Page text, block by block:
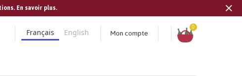
En savoir plus.
Français English Mon compte
Panier
0